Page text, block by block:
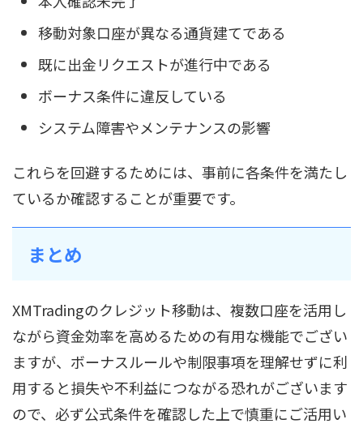
移動対象口座が異なる通貨建てである
既に出金リクエストが進行中である
ボーナス条件に違反している
システム障害やメンテナンスの影響
これらを回避するためには、事前に各条件を満たし
ているか確認することが重要です。
まとめ
XMTradingのクレジット移動は、複数口座を活用し
ながら資金効率を高めるための有用な機能でござい
ますが、ボーナスルールや制限事項を理解せずに利
用すると損失や不利益につながる恐れがございます
ので、必ず公式条件を確認した上で慎重にご活用い